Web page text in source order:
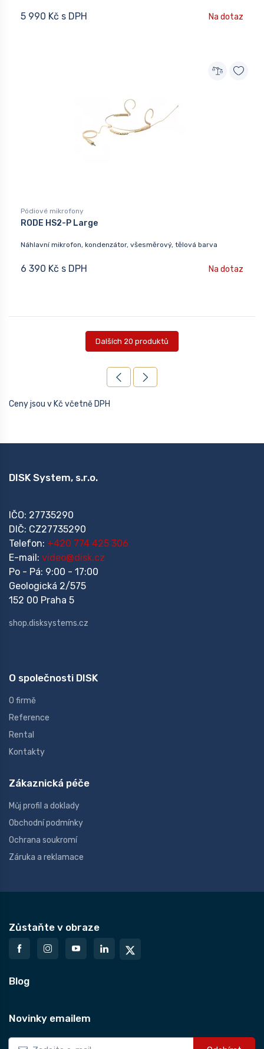
5 990 Kč s DPH Na dotaz
Pódiové mikrofony
RODE HS2-P Large
Náhlavní mikrofon, kondenzátor, všesměrový, tělová barva
6 390 Kč s DPH Na dotaz
Dalších 20 produktů
Ceny jsou v Kč včetně DPH
DISK System, s.r.o.
IČO: 27735290
DIČ: CZ27735290
Telefon: +420 774 425 306
E-mail: video@disk.cz
Po - Pá: 9:00 - 17:00
Geologická 2/575
152 00 Praha 5
shop.disksystems.cz
O společnosti DISK
O firmě
Reference
Rental
Kontakty
Zákaznická péče
Můj profil a doklady
Obchodní podmínky
Ochrana soukromí
Záruka a reklamace
Zůstaňte v obraze
Blog
Novinky emailem